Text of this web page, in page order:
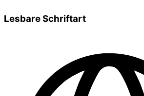
Lesbare Schriftart